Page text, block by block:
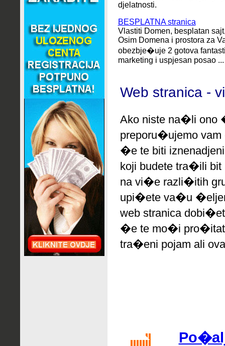
djelatnosti.
BESPLATNA stranica
Vlastiti Domen, besplatan
Osim Domena i prostora za
obezbje�uje 2 gotova
marketing i uspjesan posao ...
Web stranica -
Ako niste na�li ono
preporu�ujemovam
�e te biti
koji budete tra�ili
na vi�e razli�itih
upi�ete va�u
web stranica
�e te mo�i
tra�eni pojam ali